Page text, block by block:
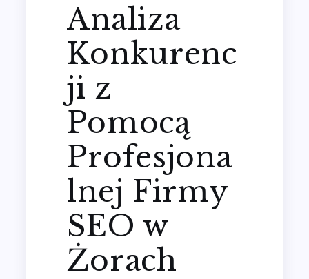
Analiza
Konkurenc
ji z
Pomocą
Profesjona
lnej Firmy
SEO w
Żorach